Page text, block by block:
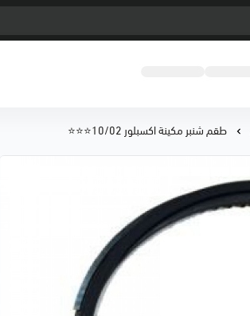
طقم شنبر مكينة اكسبلور 10/02⭐⭐⭐